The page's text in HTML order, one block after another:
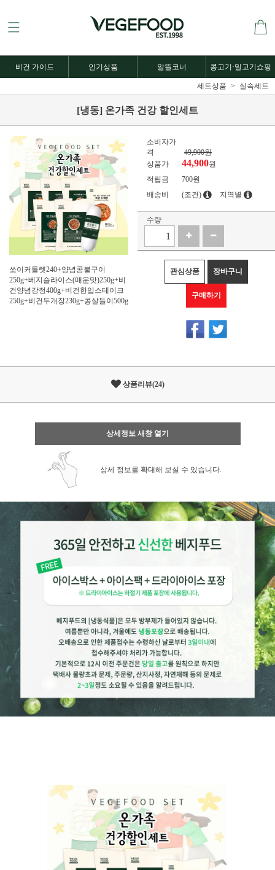
비건 가이드 인기상품 알뜰코너 콩고기·밀고기쇼핑
세트상품 실속세트
[냉동] 온가족 건강 할인세트
쏘이커틀렛240+양념콩불구이
250g+베지슬라이스(매운맛)250g+비
건양념강정400g+비건한입스테이크
250g+비건두개장230g+콩살들이500g
소비자가
격
49,900원
상품가
44,900원
적립금
700원
배송비
(조건) 지역별
수량
관심상품 장바구니
구매하기
상품리뷰(24)
상세정보 새창 열기
상세 정보를 확대해 보실 수 있습니다.